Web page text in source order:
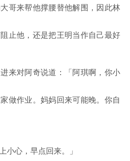
哥来帮他撑腰替他解围，因此林
止他，还是把王明当作自己最好
对阿奇说道：「阿琪啊，你小
做作业。妈妈回来可能晚。你自
心，早点回来。」